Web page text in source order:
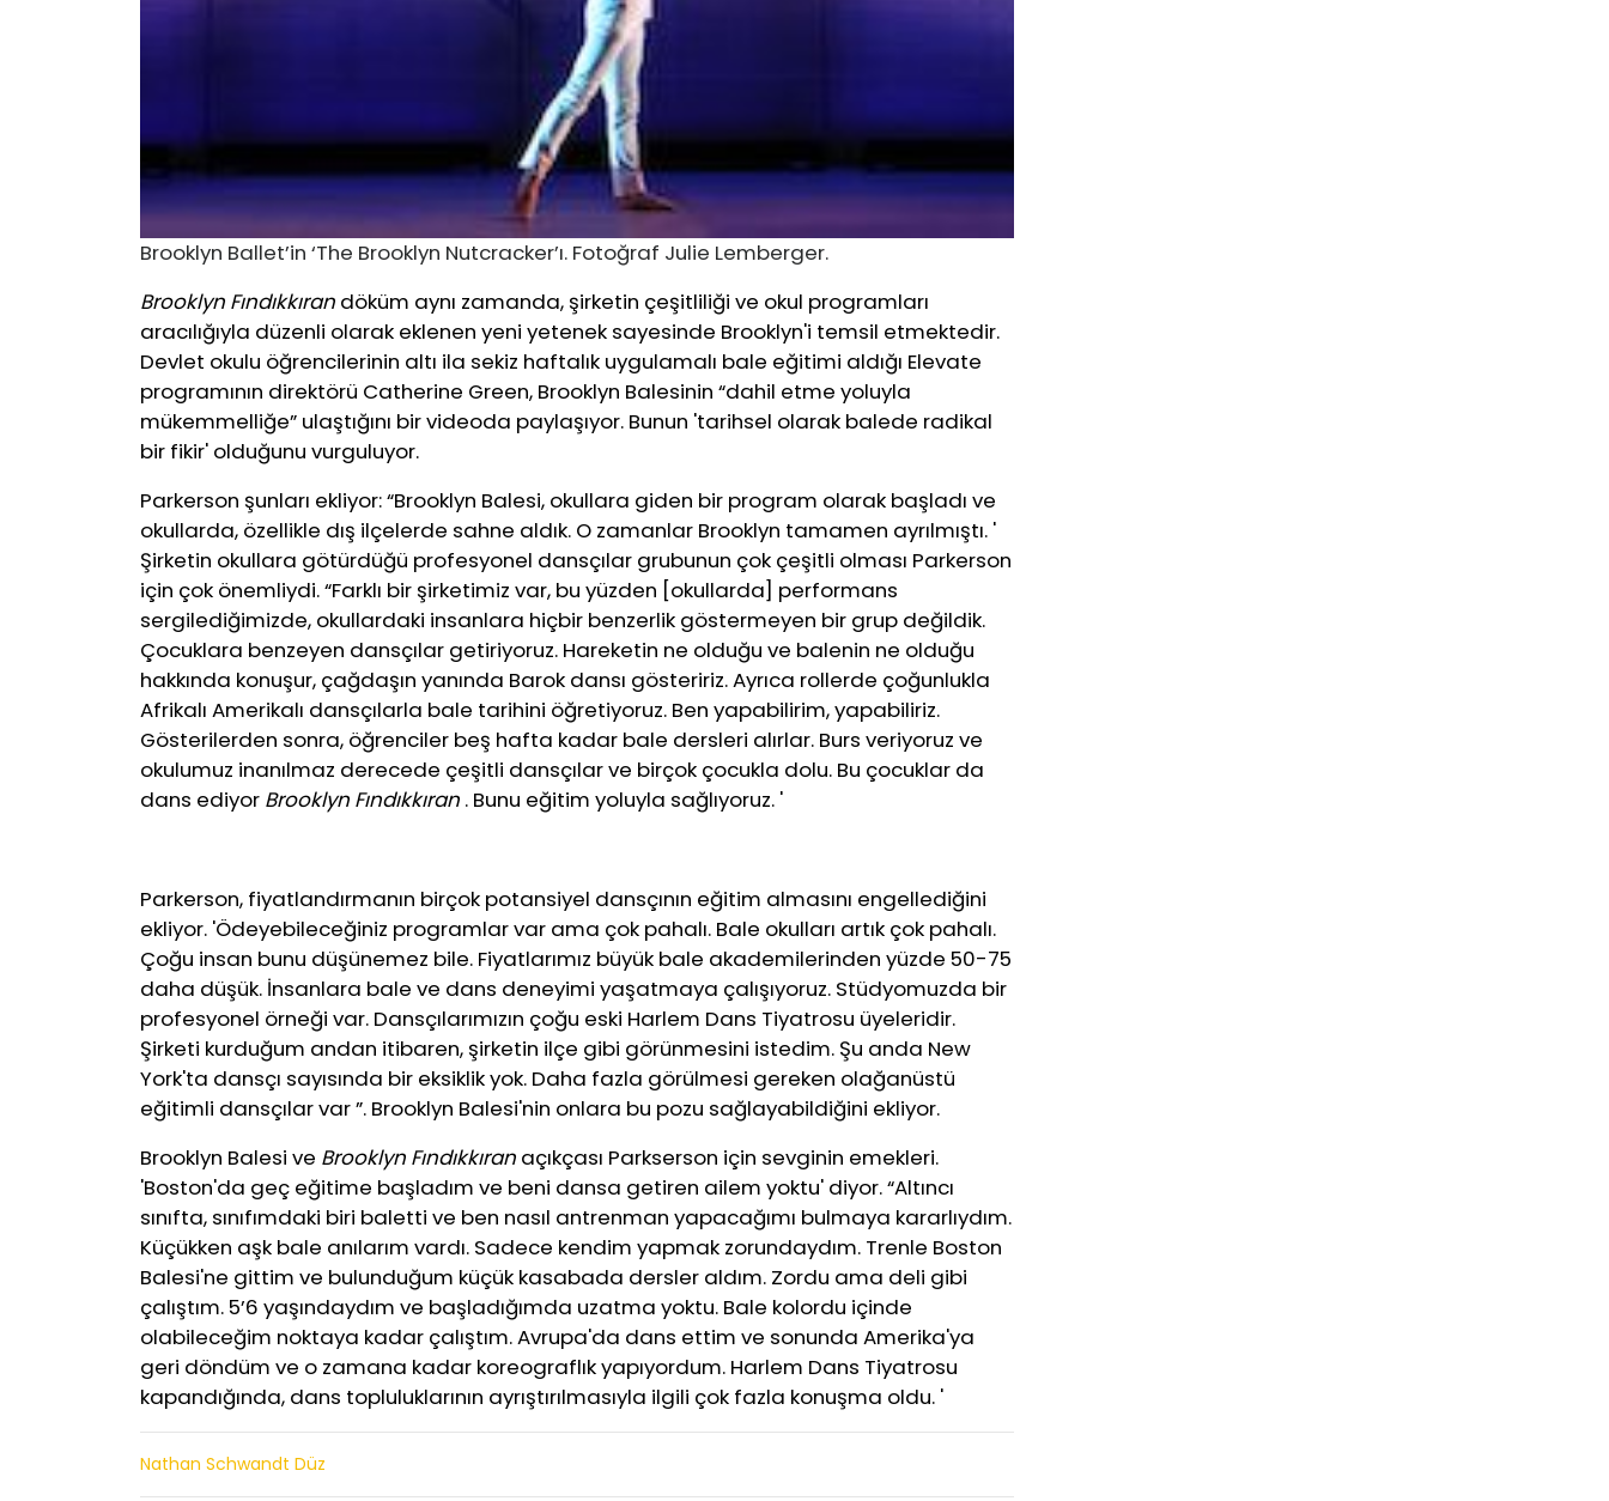
Brooklyn Ballet’in ‘The Brooklyn Nutcracker’ı. Fotoğraf Julie Lemberger.
Brooklyn Fındıkkıran döküm aynı zamanda, şirketin çeşitliliği ve okul programları
aracılığıyla düzenli olarak eklenen yeni yetenek sayesinde Brooklyn'i temsil etmektedir.
Devlet okulu öğrencilerinin altı ila sekiz haftalık uygulamalı bale eğitimi aldığı Elevate
programının direktörü Catherine Green, Brooklyn Balesinin “dahil etme yoluyla
mükemmelliğe” ulaştığını bir videoda paylaşıyor. Bunun 'tarihsel olarak balede radikal
bir fikir' olduğunu vurguluyor.
Parkerson şunları ekliyor: “Brooklyn Balesi, okullara giden bir program olarak başladı ve
okullarda, özellikle dış ilçelerde sahne aldık. O zamanlar Brooklyn tamamen ayrılmıştı. '
Şirketin okullara götürdüğü profesyonel dansçılar grubunun çok çeşitli olması Parkerson
için çok önemliydi. “Farklı bir şirketimiz var, bu yüzden [okullarda] performans
sergilediğimizde, okullardaki insanlara hiçbir benzerlik göstermeyen bir grup değildik.
Çocuklara benzeyen dansçılar getiriyoruz. Hareketin ne olduğu ve balenin ne olduğu
hakkında konuşur, çağdaşın yanında Barok dansı gösteririz. Ayrıca rollerde çoğunlukla
Afrikalı Amerikalı dansçılarla bale tarihini öğretiyoruz. Ben yapabilirim, yapabiliriz.
Gösterilerden sonra, öğrenciler beş hafta kadar bale dersleri alırlar. Burs veriyoruz ve
okulumuz inanılmaz derecede çeşitli dansçılar ve birçok çocukla dolu. Bu çocuklar da
dans ediyor Brooklyn Fındıkkıran . Bunu eğitim yoluyla sağlıyoruz. '
Parkerson, fiyatlandırmanın birçok potansiyel dansçının eğitim almasını engellediğini
ekliyor. 'Ödeyebileceğiniz programlar var ama çok pahalı. Bale okulları artık çok pahalı.
Çoğu insan bunu düşünemez bile. Fiyatlarımız büyük bale akademilerinden yüzde 50-75
daha düşük. İnsanlara bale ve dans deneyimi yaşatmaya çalışıyoruz. Stüdyomuzda bir
profesyonel örneği var. Dansçılarımızın çoğu eski Harlem Dans Tiyatrosu üyeleridir.
Şirketi kurduğum andan itibaren, şirketin ilçe gibi görünmesini istedim. Şu anda New
York'ta dansçı sayısında bir eksiklik yok. Daha fazla görülmesi gereken olağanüstü
eğitimli dansçılar var ”. Brooklyn Balesi'nin onlara bu pozu sağlayabildiğini ekliyor.
Brooklyn Balesi ve Brooklyn Fındıkkıran açıkçası Parkserson için sevginin emekleri.
'Boston'da geç eğitime başladım ve beni dansa getiren ailem yoktu' diyor. “Altıncı
sınıfta, sınıfımdaki biri baletti ve ben nasıl antrenman yapacağımı bulmaya kararlıydım.
Küçükken aşk bale anılarım vardı. Sadece kendim yapmak zorundaydım. Trenle Boston
Balesi'ne gittim ve bulunduğum küçük kasabada dersler aldım. Zordu ama deli gibi
çalıştım. 5’6 yaşındaydım ve başladığımda uzatma yoktu. Bale kolordu içinde
olabileceğim noktaya kadar çalıştım. Avrupa'da dans ettim ve sonunda Amerika'ya
geri döndüm ve o zamana kadar koreograflık yapıyordum. Harlem Dans Tiyatrosu
kapandığında, dans topluluklarının ayrıştırılmasıyla ilgili çok fazla konuşma oldu. '
Nathan Schwandt Düz